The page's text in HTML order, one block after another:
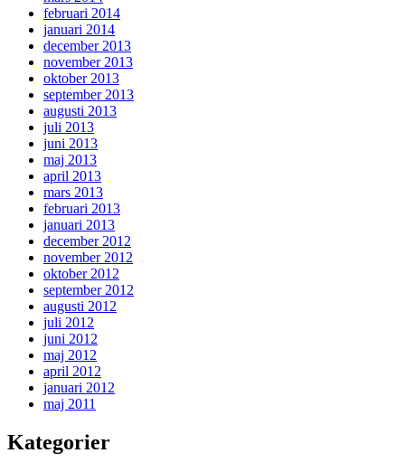
februari 2014
januari 2014
december 2013
november 2013
oktober 2013
september 2013
augusti 2013
juli 2013
juni 2013
maj 2013
april 2013
mars 2013
februari 2013
januari 2013
december 2012
november 2012
oktober 2012
september 2012
augusti 2012
juli 2012
juni 2012
maj 2012
april 2012
januari 2012
maj 2011
Kategorier